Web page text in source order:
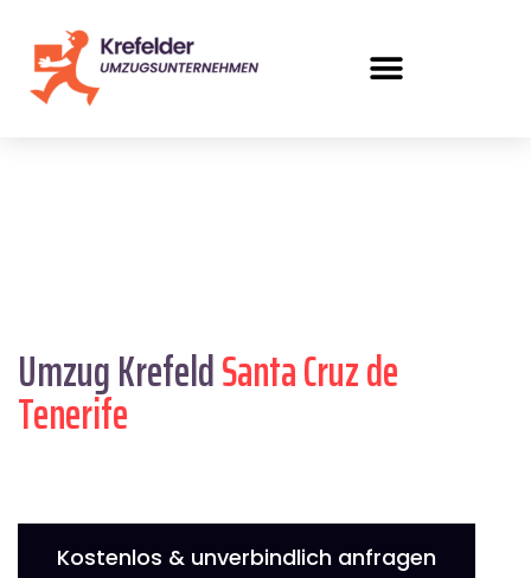
Umzug KrefeldSanta Cruz de
Tenerife
Kostenlos & unverbindlich anfragen